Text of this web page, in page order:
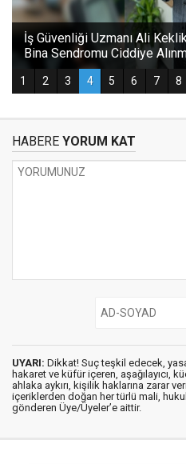
HABERE YORUM KAT
UYARI: Dikkat! Suç teşkil edecek,
hakaret ve küfür içeren, aşağılayıcı,
ahlaka aykırı, kişilik haklarına zarar
içeriklerden doğan her türlü mali,
gönderen Üye/Üyeler’e aittir.